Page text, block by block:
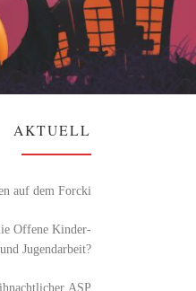
AKTUELL
auf dem Forcki
Offene Kinder-
und Jugendarbeit?
ASP